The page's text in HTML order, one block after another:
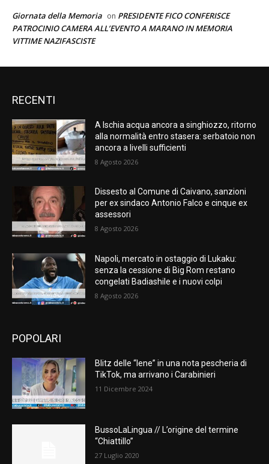
Giornata della Memoria on PRESIDENTE FICO CONFERISCE
PATROCINIO CAMERA ALL’EVENTO A MARANO IN MEMORIA
VITTIME NAZIFASCISTE
RECENTI
A Ischia acqua ancora a singhiozzo, ritorno
alla normalità entro stasera: serbatoio non
ancora a livelli sufficienti
8 Agosto 2026
Dissesto al Comune di Caivano, sanzioni
per ex sindaco Antonio Falco e cinque ex
assessori
8 Agosto 2026
Napoli, mercato in ostaggio di Lukaku:
senza la cessione di Big Rom restano
congelati Badiashile e i nuovi colpi
8 Agosto 2026
POPOLARI
Blitz delle “Iene” in una nota pescheria di
TikTok, ma arrivano i Carabinieri
11 Dicembre 2024
BussoLaLingua // L’origine del termine
“Chiattillo”
27 Luglio 2020